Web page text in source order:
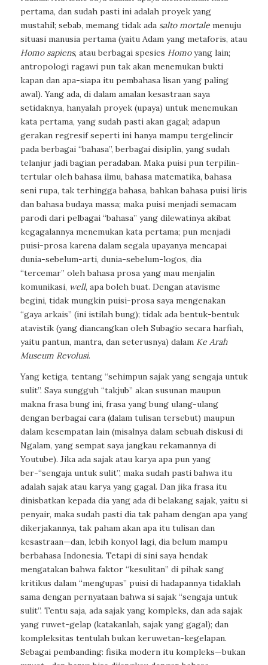
pertama, dan sudah pasti ini adalah proyek yang
mustahil; sebab, memang tidak ada salto mortalemenuju
situasi manusia pertama (yaitu Adam yang metaforis, atau
Homo sapiens, atau berbagai spesies Homoyang lain;
antropologi ragawi pun tak akan menemukan bukti
kapan dan apa-siapa itu pembahasa lisan yang paling
awal). Yang ada, di dalam amalan kesastraan saya
setidaknya, hanyalah proyek (upaya) untuk menemukan
kata pertama, yang sudah pasti akan gagal; adapun
gerakan regresif seperti ini hanya mampu tergelincir
pada berbagai “bahasa”, berbagai disiplin, yang sudah
telanjur jadi bagian peradaban. Maka puisi pun terpilin-
tertular oleh bahasa ilmu, bahasa matematika, bahasa
seni rupa, tak terhingga bahasa, bahkan bahasa puisi liris
dan bahasa budaya massa; maka puisi menjadi semacam
parodi dari pelbagai “bahasa” yang dilewatinya akibat
kegagalannya menemukan kata pertama; pun menjadi
puisi-prosa karena dalam segala upayanya mencapai
dunia-sebelum-arti, dunia-sebelum-logos, dia
“tercemar” oleh bahasa prosa yang mau menjalin
komunikasi, well, apa boleh buat. Dengan atavisme
begini, tidak mungkin puisi-prosa saya mengenakan
“gaya arkais” (ini istilah bung); tidak ada bentuk-bentuk
atavistik (yang diancangkan oleh Subagio secara harfiah,
yaitu pantun, mantra, dan seterusnya) dalam Ke Arah
Museum Revolusi.
Yang ketiga, tentang “sehimpun sajak yang sengaja untuk
sulit”. Saya sungguh “takjub” akan susunan maupun
makna frasa bung ini, frasa yang bung ulang-ulang
dengan berbagai cara (dalam tulisan tersebut) maupun
dalam kesempatan lain (misalnya dalam sebuah diskusi di
Ngalam, yang sempat saya jangkau rekamannya di
Youtube). Jika ada sajak atau karya apa pun yang
ber-“sengaja untuk sulit”, maka sudah pasti bahwa itu
adalah sajak atau karya yang gagal. Dan jika frasa itu
dinisbatkan kepada dia yang ada di belakang sajak, yaitu si
penyair, maka sudah pasti dia tak paham dengan apa yang
dikerjakannya, tak paham akan apa itu tulisan dan
kesastraan—dan, lebih konyol lagi, dia belum mampu
berbahasa Indonesia. Tetapi di sini saya hendak
mengatakan bahwa faktor “kesulitan” di pihak sang
kritikus dalam “mengupas” puisi di hadapannya tidaklah
sama dengan pernyataan bahwa si sajak “sengaja untuk
sulit”. Tentu saja, ada sajak yang kompleks, dan ada sajak
yang ruwet-gelap (katakanlah, sajak yang gagal); dan
kompleksitas tentulah bukan keruwetan-kegelapan.
Sebagai pembanding: fisika modern itu kompleks—bukan